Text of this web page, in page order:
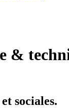
&
sociales.